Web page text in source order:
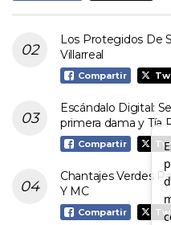
Los Protegidos De
Villarreal
Compartir
Escándalo Digital:
primera dama y Tía
Compartir
Chantajes Verdes
Y MC
Compartir